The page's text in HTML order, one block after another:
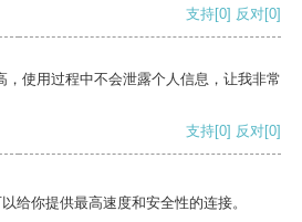
支持[0] 反对[0]
，使用过程中不会泄露个人信息，让我非常
支持[0] 反对[0]
给你提供最高速度和安全性的连接。